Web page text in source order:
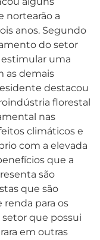
nortearão a
anos. Segundo
do setor
uma
as demais
destacou
florestal
nas
climáticos e
com a elevada
que a
são
que são
renda para os
que possui
em outras